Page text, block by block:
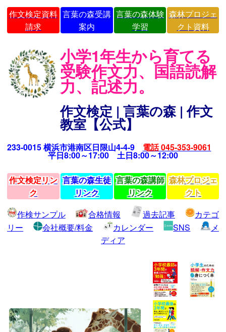
作文検定資料
請求
言葉の森受講
案内
言葉の森体験
学習
森林プロジェ
クト資料
小学1年生から育てる
受験作文力、国語読解
力、記述力。
作文検定 | 言葉の森 | 作文
教室【公式】
233-0015 横浜市港南区日限山4-4-9 電話 045-353-9061
平日8:00～17:00 土日8:00～12:00
作文検定リン
ク
言葉の森生徒
リンク
言葉の森講師
リンク
森林プロジェ
クト
作検サンプル
合格情報 過去記事
カテゴ
リー
会社概要/料金 カレンダー SNS
メ
ディア